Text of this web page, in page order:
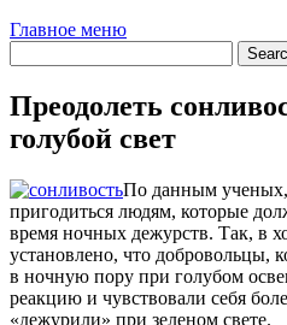
Главное меню
Преодолеть
голубой свет
По данным ученых,
пригодиться людям, которые
время ночных дежурств. Так, в
установлено, что добровольцы,
в ночную пору при голубом
реакцию и чувствовали себя
«дежурили» при зеленом свете.